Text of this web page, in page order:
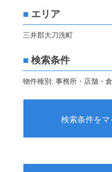
■エリア
三井郡大刀洗町
■検索条件
物件種別: 事務所・店舗・
検索条件を